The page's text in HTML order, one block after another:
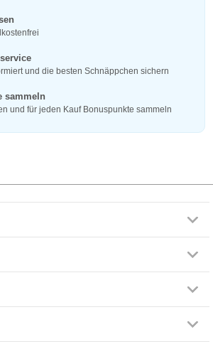
und die besten Schnäppchen sichern
sammeln
und für jeden Kauf Bonuspunkte sammeln